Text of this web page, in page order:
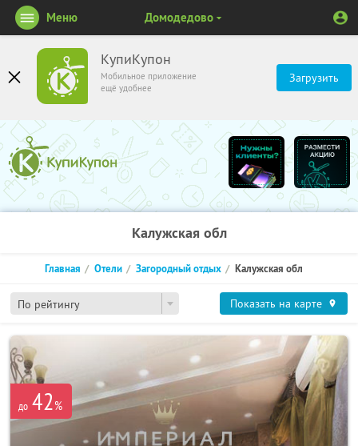
КупиКупон
Мобильное приложение
ещё удобнее
Загрузить
Меню Домодедово
Калужская обл
По рейтингу
Главная Отели Загородный отдых Калужская обл
Показать на карте
до 42%